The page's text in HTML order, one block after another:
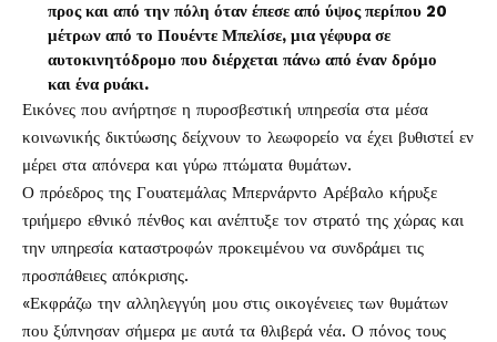
προς και από την πόλη όταν έπεσε από ύψος περίπου 20
μέτρων από το Πουέντε Μπελίσε, μια γέφυρα σε
αυτοκινητόδρομο που διέρχεται πάνω από έναν δρόμο
και ένα ρυάκι.
Εικόνες που ανήρτησε η πυροσβεστική υπηρεσία στα μέσα
κοινωνικής δικτύωσης δείχνουν το λεωφορείο να έχει βυθιστεί εν
μέρει στα απόνερα και γύρω πτώματα θυμάτων.
Ο πρόεδρος της Γουατεμάλας Μπερνάρντο Αρέβαλο κήρυξε
τριήμερο εθνικό πένθος και ανέπτυξε τον στρατό της χώρας και
την υπηρεσία καταστροφών προκειμένου να συνδράμει τις
προσπάθειες απόκρισης.
«Εκφράζω την αλληλεγγύη μου στις οικογένειες των θυμάτων
που ξύπνησαν σήμερα με αυτά τα θλιβερά νέα. Ο πόνος τους